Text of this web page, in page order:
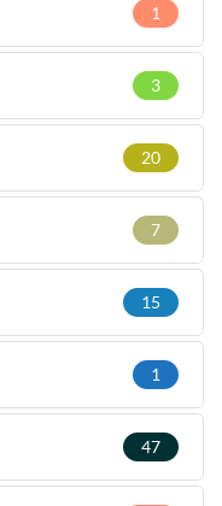
1
3
20
7
15
1
47